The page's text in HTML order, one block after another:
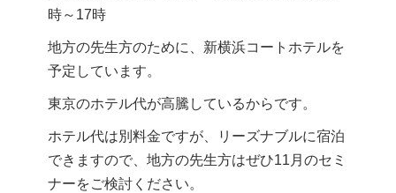
時～17時
地方の先生方のために、新横浜コートホテルを
予定しています。
東京のホテル代が高騰しているからです。
ホテル代は別料金ですが、リーズナブルに宿泊
できますので、地方の先生方はぜひ11月のセミ
ナーをご検討ください。